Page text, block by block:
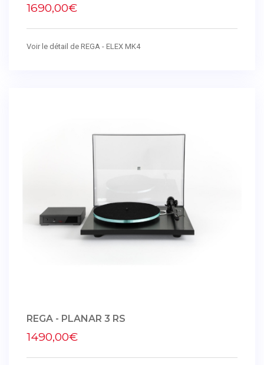
1690,00€
Voir le détail de REGA - ELEX MK4
REGA - PLANAR 3 RS
1490,00€